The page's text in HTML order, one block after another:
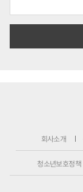
회사소개
청소년보호정책